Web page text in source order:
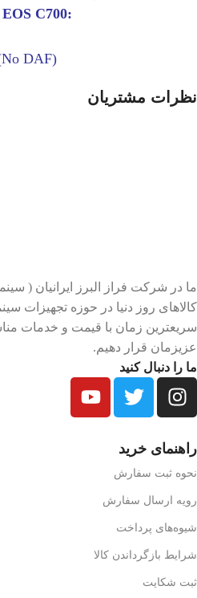
:EOS C700 در دو مدل زیر موجود است
(EOS C700 PL – PL mount (No DAF
نظرات مشتریان
ما در شرکت فراز البرز ایرانیان (
کالاهای روز دنیا در حوزه تجهیزات
سریعترین زمان با قیمت و خدمات
عزیزمان قرار دهیم.
ما را دنبال کنید
راهنمای خرید
نحوه ثبت سفارش
رویه ارسال سفارش
شیوه‌های پرداخت
شرایط بازگرداندن کالا
ثبت شکایت